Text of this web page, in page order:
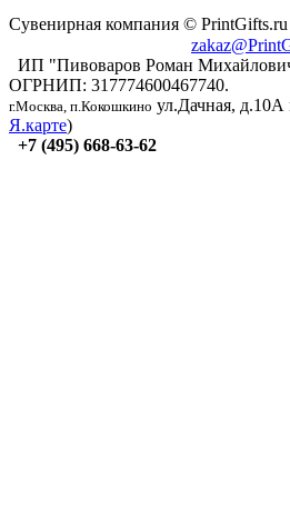
Сувенирная компания © PrintGifts.ru
ИП "Пивоваров Роман
ОГРНИП: 317774600467740.
г.Москва, п.Кокошкино ул.Дачная, д.10А
Я.карте)
+7 (495) 668-63-62